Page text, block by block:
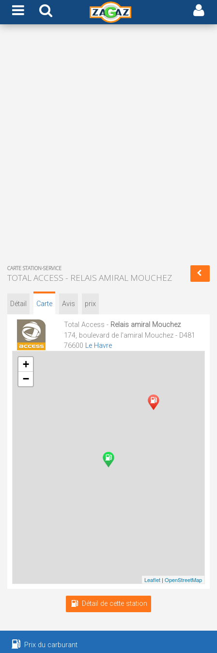
CARTE STATION-SERVICE
TOTAL ACCESS - RELAIS AMIRAL MOUCHEZ
Détail Carte Avis prix
Total Access - Relais amiral Mouchez
174, boulevard de l'amiral Mouchez - D481
76600 Le Havre
+
−
Leaflet | OpenStreetMap
Détail de cette station
Prix du carburant